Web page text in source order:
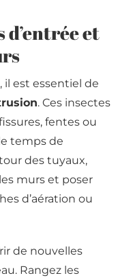
d’entrée et
il est essentiel de
. Ces insectes
fentes ou
temps de
des tuyaux,
murs et poser
d’aération ou
de nouvelles
Rangez les